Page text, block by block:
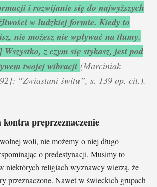
i rozwijanie się do najwyższych
w ludzkiej formie. Kiedy to
nie możesz nie wpływać na tłumy.
z czym się stykasz, jest pod
twojej wibracji (Marciniak
“Zwiastuni świtu”, s. 139 op. cit.).
preprzeznaczenie
woli, nie możemy o niej długo
o predestynacji. Musimy to
niektórych religiach wyznawcy wierzą, że
przeznaczone. Nawet w świeckich grupach